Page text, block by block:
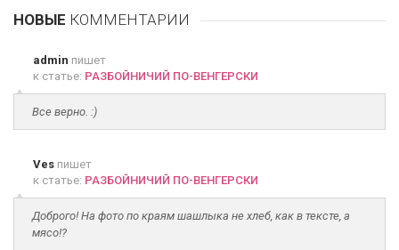
НОВЫЕ КОММЕНТАРИИ
admin пишет
к статье: РАЗБОЙНИЧИЙ ПО-ВЕНГЕРСКИ
Все верно. :)
Ves пишет
к статье: РАЗБОЙНИЧИЙ ПО-ВЕНГЕРСКИ
Доброго! На фото по краям шашлыка не хлеб, как в тексте, а
мясо!?